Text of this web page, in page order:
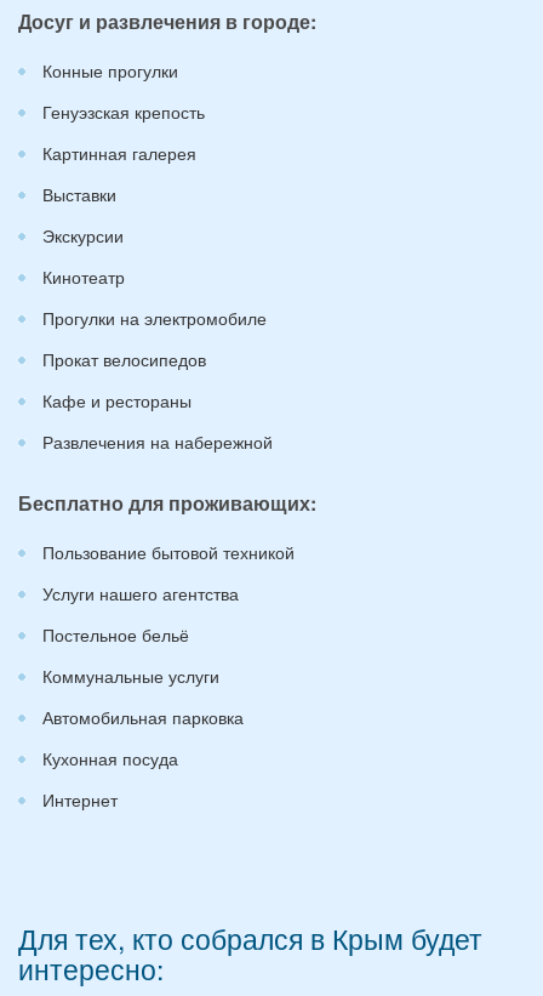
Досуг и развлечения в городе:
Конные прогулки
Генуэзская крепость
Картинная галерея
Выставки
Экскурсии
Кинотеатр
Прогулки на электромобиле
Прокат велосипедов
Кафе и рестораны
Развлечения на набережной
Бесплатно для проживающих:
Пользование бытовой техникой
Услуги нашего агентства
Постельное бельё
Коммунальные услуги
Автомобильная парковка
Кухонная посуда
Интернет
Для тех, кто собрался в Крым будет
интересно: